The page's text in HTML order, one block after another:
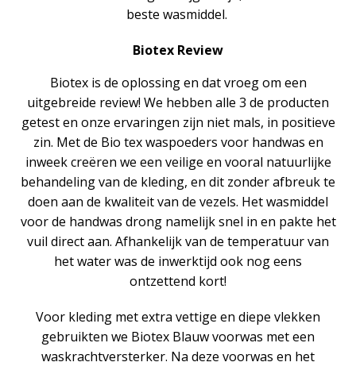
beste wasmiddel.
Biotex Review
Biotex is de oplossing en dat vroeg om een
uitgebreide review! We hebben alle 3 de producten
getest en onze ervaringen zijn niet mals, in positieve
zin. Met de Bio tex waspoeders voor handwas en
inweek creëren we een veilige en vooral natuurlijke
behandeling van de kleding, en dit zonder afbreuk te
doen aan de kwaliteit van de vezels. Het wasmiddel
voor de handwas drong namelijk snel in en pakte het
vuil direct aan. Afhankelijk van de temperatuur van
het water was de inwerktijd ook nog eens
ontzettend kort!
Voor kleding met extra vettige en diepe vlekken
gebruikten we Biotex Blauw voorwas met een
waskrachtversterker. Na deze voorwas en het